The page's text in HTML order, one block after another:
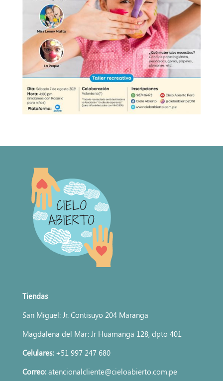
Tiendas
San Miguel: Jr. Contisuyo 204 Maranga
Magdalena del Mar: Jr Huamanga 128, dpto 401
Celulares:+51 997 247 680
Correo:atencionalcliente@cieloabierto.com.pe